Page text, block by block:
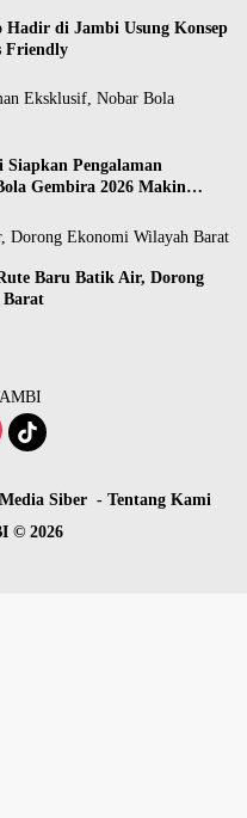
Hadir di Jambi Usung Konsep
Friendly
Pengalaman
Gembira 2026 Makin
Baru Batik Air, Dorong
Barat
Siber
Tentang Kami
© 2026